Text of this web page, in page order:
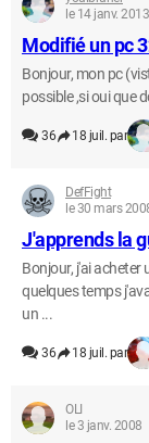
le 14 janv. 2013
Modifié un pc
Bonjour, mon pc
possible ,si oui que
36 18 juil. par
DefFight
le 30 mars
J'apprends la
Bonjour, j'ai acheter
quelques temps
un ...
36 18 juil. par
OLI
le 3 janv. 2008